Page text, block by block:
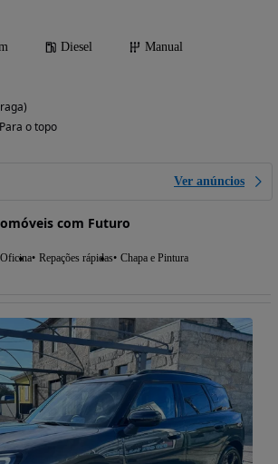
Diesel
Manual
o topo
Ver anúncios
com Futuro
Oficina Repações rápidas Chapa e Pintura